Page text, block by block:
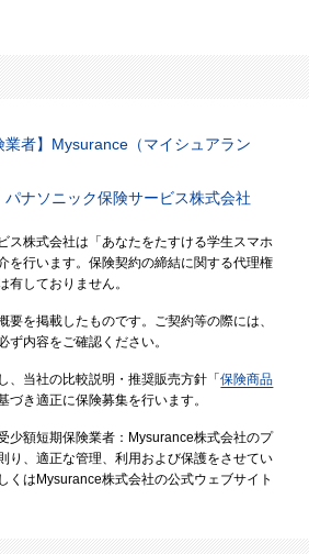
業者】Mysurance（マイシュアラン
パナソニック保険サービス株式会社
ス株式会社は「あなたをたすける学生スマホ
を行います。保険契約の締結に関する代理権
有しておりません。
要を掲載したものです。ご契約等の際には、
ず内容をご確認ください。
、当社の比較説明・推奨販売方針「保険商品
づき適正に保険募集を行います。
少額短期保険業者：Mysurance株式会社のプ
り、適正な管理、利用および保護をさせてい
くはMysurance株式会社の公式ウェブサイト